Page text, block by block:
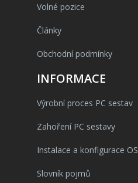
Volné pozice
Články
Obchodní podmínky
INFORMACE
Výrobní proces PC sestav
Zahoření PC sestavy
Instalace a konfigurace OS
Slovník pojmů